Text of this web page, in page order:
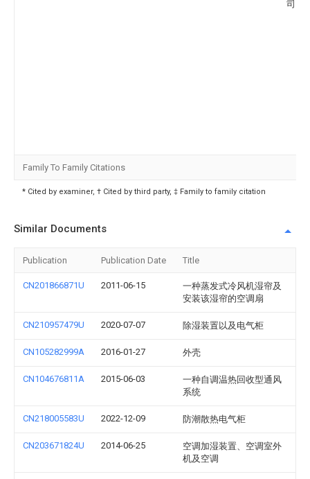
司
Family To Family Citations
* Cited by examiner, † Cited by third party, ‡ Family to family citation
Similar Documents
Publication Publication Date Title
CN201866871U 2011-06-15
一种蒸发式冷风机湿帘及
安装该湿帘的空调扇
CN210957479U 2020-07-07 除湿装置以及电气柜
CN105282999A 2016-01-27 外壳
CN104676811A 2015-06-03
一种自调温热回收型通风
系统
CN218005583U 2022-12-09 防潮散热电气柜
CN203671824U 2014-06-25
空调加湿装置、空调室外
机及空调